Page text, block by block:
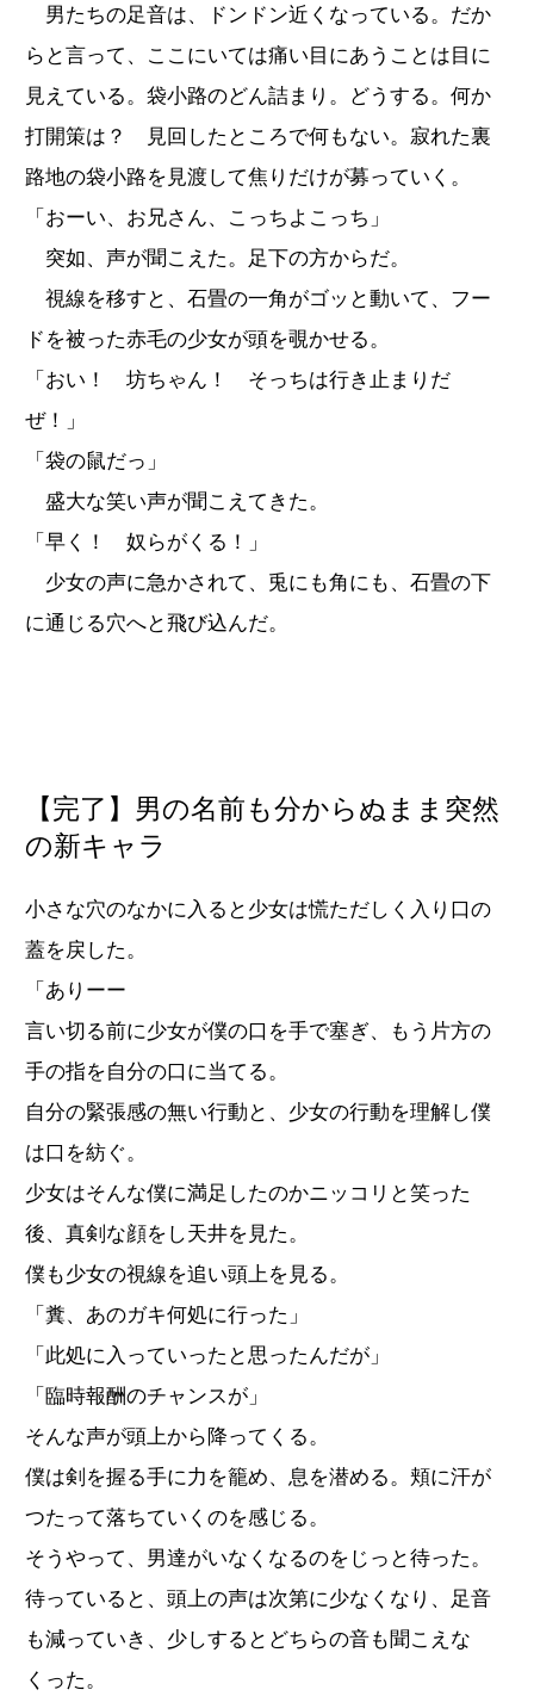
男たちの足音は、ドンドン近くなっている。だか
らと言って、ここにいては痛い目にあうことは目に
見えている。袋小路のどん詰まり。どうする。何か
打開策は？ 見回したところで何もない。寂れた裏
路地の袋小路を見渡して焦りだけが募っていく。
「おーい、お兄さん、こっちよこっち」
突如、声が聞こえた。足下の方からだ。
視線を移すと、石畳の一角がゴッと動いて、フー
ドを被った赤毛の少女が頭を覗かせる。
「おい！ 坊ちゃん！ そっちは行き止まりだ
ぜ！」
「袋の鼠だっ」
盛大な笑い声が聞こえてきた。
「早く！ 奴らがくる！」
少女の声に急かされて、兎にも角にも、石畳の下
に通じる穴へと飛び込んだ。
【完了】男の名前も分からぬまま突然
の新キャラ
小さな穴のなかに入ると少女は慌ただしく入り口の
蓋を戻した。
「ありーー
言い切る前に少女が僕の口を手で塞ぎ、もう片方の
手の指を自分の口に当てる。
自分の緊張感の無い行動と、少女の行動を理解し僕
は口を紡ぐ。
少女はそんな僕に満足したのかニッコリと笑った
後、真剣な顔をし天井を見た。
僕も少女の視線を追い頭上を見る。
「糞、あのガキ何処に行った」
「此処に入っていったと思ったんだが」
「臨時報酬のチャンスが」
そんな声が頭上から降ってくる。
僕は剣を握る手に力を籠め、息を潜める。頬に汗が
つたって落ちていくのを感じる。
そうやって、男達がいなくなるのをじっと待った。
待っていると、頭上の声は次第に少なくなり、足音
も減っていき、少しするとどちらの音も聞こえな
くった。